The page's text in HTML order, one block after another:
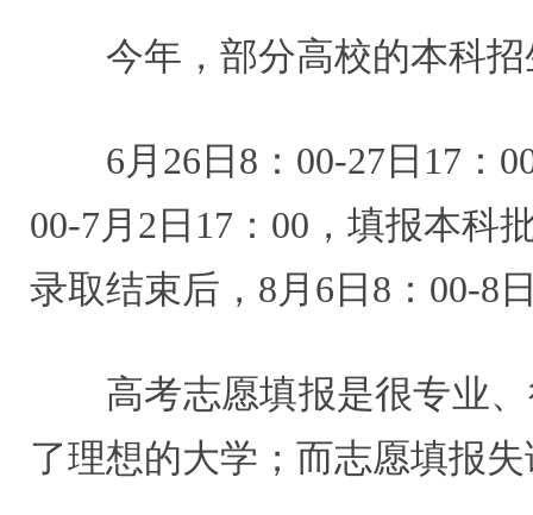
今年，部分高校的本科
6月26日8：00-27日17：
00-7月2日17：00，填报本科
录取结束后，8月6日8：00-8
高考志愿填报是很专业
了理想的大学；而志愿填报